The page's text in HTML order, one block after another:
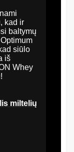
kad ir
baltymų
siūlo
iš
Whey
miltelių